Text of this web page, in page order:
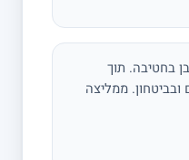
בחטיבה. תוך
ובביטחון. ממליצה